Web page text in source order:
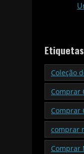
Etiquetas
Coleção
Comprar
Comprar
comprar
Comprar